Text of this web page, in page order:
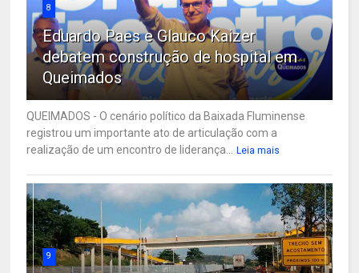
8
Eduardo Paes e Glauco Kaizer
debatem construção de hospital em
Queimados
QUEIMADOS - O cenário político da Baixada Fluminense
registrou um importante ato de articulação com a
realização de um encontro de liderança...
Leia mais
9